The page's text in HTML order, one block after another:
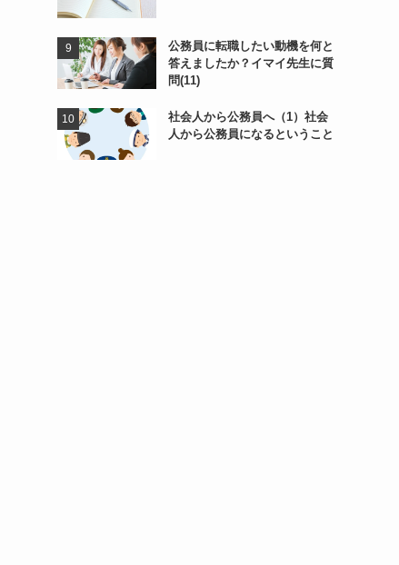
公務員に転職したい動機を何と
答えましたか？イマイ先生に質
問(11)
社会人から公務員へ（1）社会
人から公務員になるということ